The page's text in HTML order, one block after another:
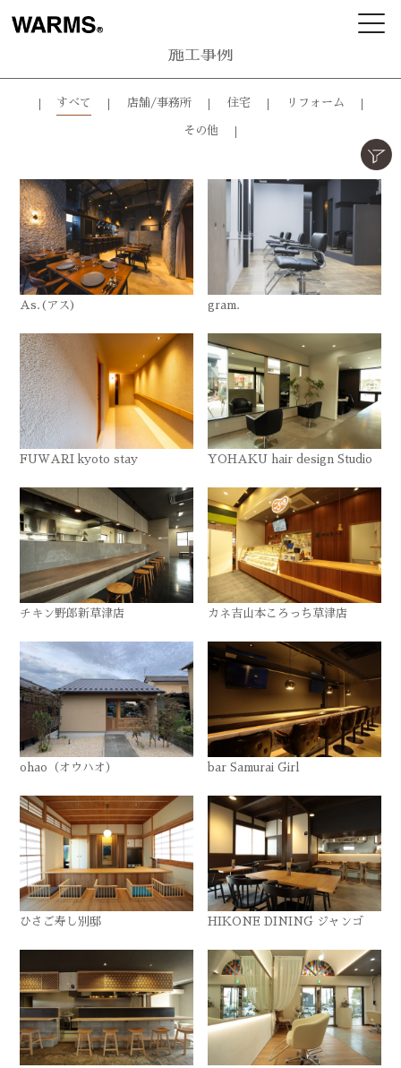
施工事例
すべて 店舗/事務所 住宅 リフォーム
その他
As.(アス) gram.
FUWARI kyoto stay YOHAKU hair design Studio
チキン野郎新草津店 カネ吉山本ころっち草津店
ohao（オウハオ） bar Samurai Girl
ひさご寿し別邸 HIKONE DINING ジャンゴ